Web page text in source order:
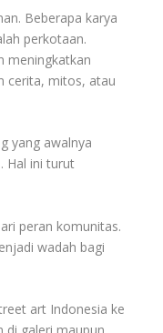
Beberapa karya
perkotaan.
meningkatkan
cerita, mitos, atau
yang awalnya
Hal ini turut
peran komunitas.
wadah bagi
art Indonesia ke